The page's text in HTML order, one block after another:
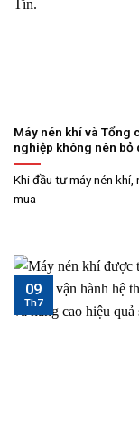
Máy nén khí và Tổng
nghiệp không nên bỏ
Khi đầu tư máy nén
mua
09
Th7